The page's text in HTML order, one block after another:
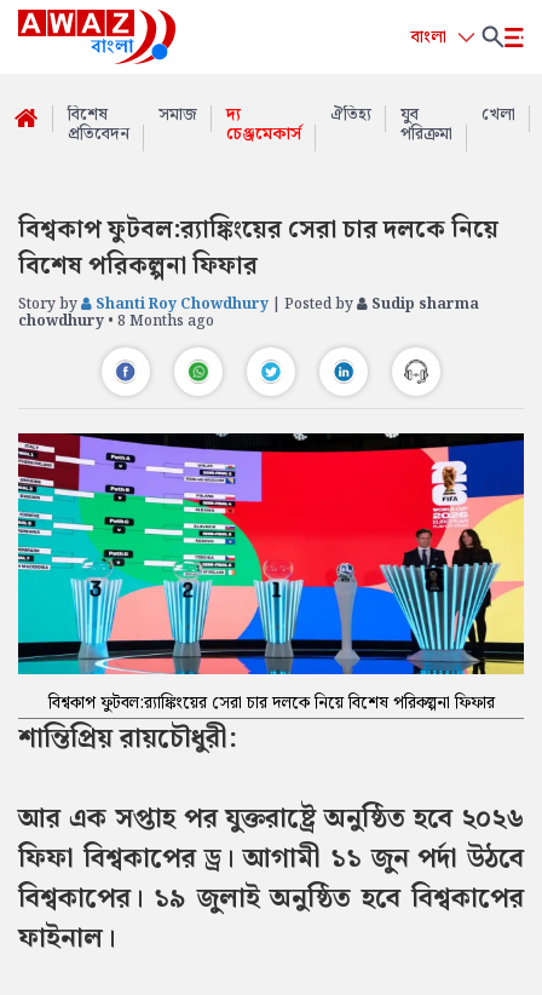
বাংলা
বিশেষ
প্রতিবেদন
সমাজ দ্য
চেঞ্জমেকার্স
ঐতিহ্য যুব
পরিক্রমা
খেলা
বিশ্বকাপ ফুটবল:র‌্যাঙ্কিংয়ের সেরা চার দলকে নিয়ে
বিশেষ পরিকল্পনা ফিফার
Story by Shanti Roy Chowdhury | Posted by Sudip sharma
chowdhury • 8 Months ago
বিশ্বকাপ ফুটবল:র‌্যাঙ্কিংয়ের সেরা চার দলকে নিয়ে বিশেষ পরিকল্পনা ফিফার
শান্তিপ্রিয় রায়চৌধুরী:
আর এক সপ্তাহ পর যুক্তরাষ্ট্রে অনুষ্ঠিত হবে ২০২৬
ফিফা বিশ্বকাপের ড্র।আগামী ১১ জুন পর্দা উঠবে
বিশ্বকাপের। ১৯ জুলাই অনুষ্ঠিত হবে বিশ্বকাপের
ফাইনাল।